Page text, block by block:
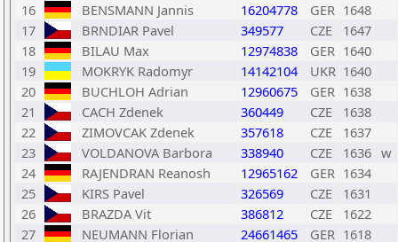
16
BENSMANN Jannis 16204778 GER 1648
17
BRNDIAR Pavel 349577 CZE
1647
18
BILAU Max 12974838 GER 1640
19
MOKRYK Radomyr 14142104 UKR 1640
20
BUCHLOH Adrian 12960675 GER 1638
21
CACH Zdenek 360449 CZE
1638
22
ZIMOVCAK Zdenek 357618 CZE
1637
23
VOLDANOVA Barbora 338940 CZE 1636 w
24
RAJENDRAN Reanosh 12965162 GER 1634
25
KIRS Pavel 326569 CZE
1631
26
BRAZDA Vit 386812 CZE
1622
27
NEUMANN Florian 24661465 GER 1618